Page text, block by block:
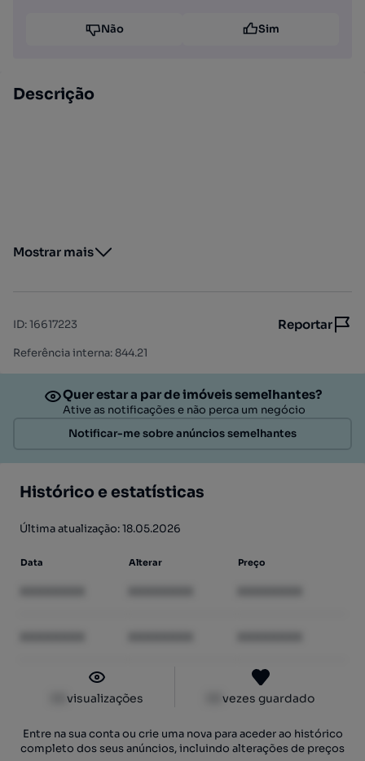
Não Sim
Descrição
Mostrar mais
ID:16617223 Reportar
Referência interna: 844.21
Quer estar a par de imóveis semelhantes?
Ative as notificações e não perca um negócio
Notificar-me sobre anúncios semelhantes
Histórico e estatísticas
Última atualização: 18.05.2026
Data Alterar Preço
visualizações vezes guardado
Entre na sua conta ou crie uma nova para aceder ao histórico
completo dos seus anúncios, incluindo alterações de preços